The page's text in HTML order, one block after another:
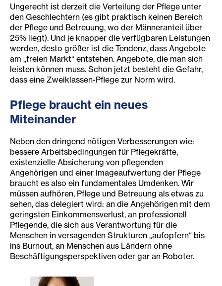
Ungerecht ist derzeit die Verteilung der Pflege unter
den Geschlechtern (es gibt praktisch keinen Bereich
der Pflege und Betreuung, wo der Männeranteil über
25% liegt). Und je knapper die verfügbaren Leistungen
werden, desto größer ist die Tendenz, dass Angebote
am „freien Markt“ entstehen. Angebote, die man sich
leisten können muss. Schon jetzt besteht die Gefahr,
dass eine Zweiklassen-Pflege zur Norm wird.
Pflege braucht ein neues
Miteinander
Neben den dringend nötigen Verbesserungen wie:
bessere Arbeitsbedingungen für Pflegekräfte,
existenzielle Absicherung von pflegenden
Angehörigen und einer Imageaufwertung der Pflege
braucht es also ein fundamentales Umdenken. Wir
müssen aufhören, Pflege und Betreuung als etwas zu
sehen, das delegiert wird: an die Angehörigen mit dem
geringsten Einkommensverlust, an professionell
Pflegende, die sich aus Verantwortung für die
Menschen in versagenden Strukturen „aufopfern“ bis
ins Burnout, an Menschen aus Ländern ohne
Beschäftigungsperspektiven oder gar an Roboter.